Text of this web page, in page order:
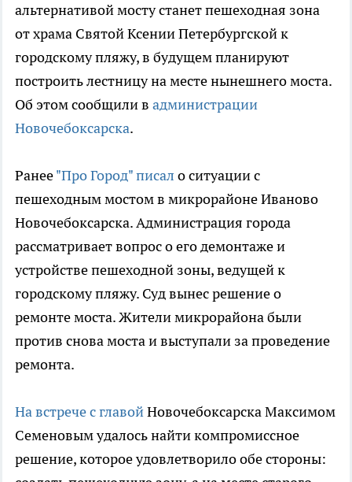
альтернативой мосту станет пешеходная зона
от храма Святой Ксении Петербургской к
городскому пляжу, в будущем планируют
построить лестницу на месте нынешнего моста.
Об этом сообщили в администрации
Новочебоксарска.
Ранее"Про Город" писал о ситуации с
пешеходным мостом в микрорайоне Иваново
Новочебоксарска. Администрация города
рассматривает вопрос о его демонтаже и
устройстве пешеходной зоны, ведущей к
городскому пляжу. Суд вынес решение о
ремонте моста. Жители микрорайона были
против снова моста и выступали за проведение
ремонта.
На встрече с главойНовочебоксарска Максимом
Семеновым удалось найти компромиссное
решение, которое удовлетворило обе стороны: